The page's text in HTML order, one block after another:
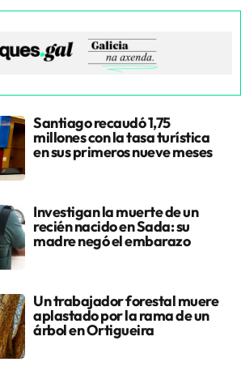
Santiago recaudó 1,75
millones con la tasa turística
en sus primeros nueve meses
Investigan la muerte de un
recién nacido en Sada: su
madre negó el embarazo
Un trabajador forestal muere
aplastado por la rama de un
árbol en Ortigueira